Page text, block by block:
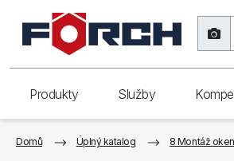
Produkty Služby
Domů Úplný katalog 8 Montáž oken